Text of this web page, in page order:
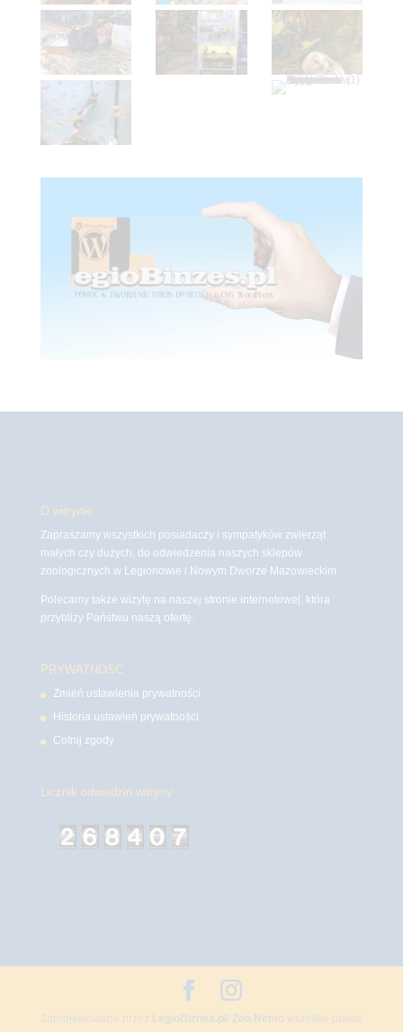
O witrynie
Zapraszamy wszystkich posiadaczy i sympatyków zwierząt
małych czy dużych, do odwiedzenia naszych sklepów
zoologicznych w Legionowie i Nowym Dworze Mazowieckim
Polecamy także wizytę na naszej stronie internetowej, która
przybliży Państwu naszą ofertę.
PRYWATNOŚĆ
Zmień ustawienia prywatności
Historia ustawień prywatności
Cofnij zgody
Licznik odwiedzin witryny
Zaprojektowane przez LegioBiznes.pl/ Zoo Nemowszelkie prawa